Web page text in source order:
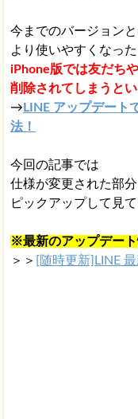
今までのバージョン
より使いやすくなっ
iPhone版では友だち
削除されてしまうと
→ LINE アップデート
法！
今回の記事では
仕様が変更された部
ピックアップして見
※最新のアップデー
＞＞
[随時更新]LINE